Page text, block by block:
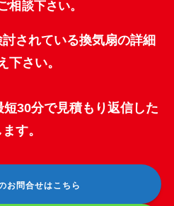
相談下さい。
されている換気扇の詳細
下さい。
30分で見積もり返信した
ます。
お問合せはこちら